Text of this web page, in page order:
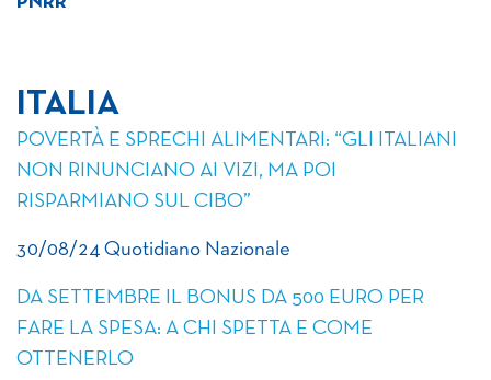
ITALIA
POVERTÀ E SPRECHI ALIMENTARI: “GLI ITALIANI
NON RINUNCIANO AI VIZI, MA POI
RISPARMIANO SUL CIBO”
30/08/24 Quotidiano Nazionale
DA SETTEMBRE IL BONUS DA 500 EURO PER
FARE LA SPESA: A CHI SPETTA E COME
OTTENERLO